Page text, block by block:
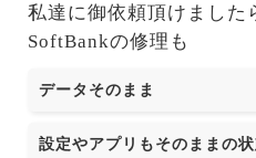
私達に御依頼頂けました
SoftBankの修理も
データそのまま
設定やアプリもそのままの